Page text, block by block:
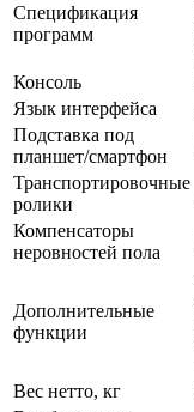
Спецификация
программ
Консоль
Язык интерфейса
Подставка под
планшет/смартфон
Транспортировочные
ролики
Компенсаторы
неровностей пола
Дополнительные
функции
Вес нетто, кг